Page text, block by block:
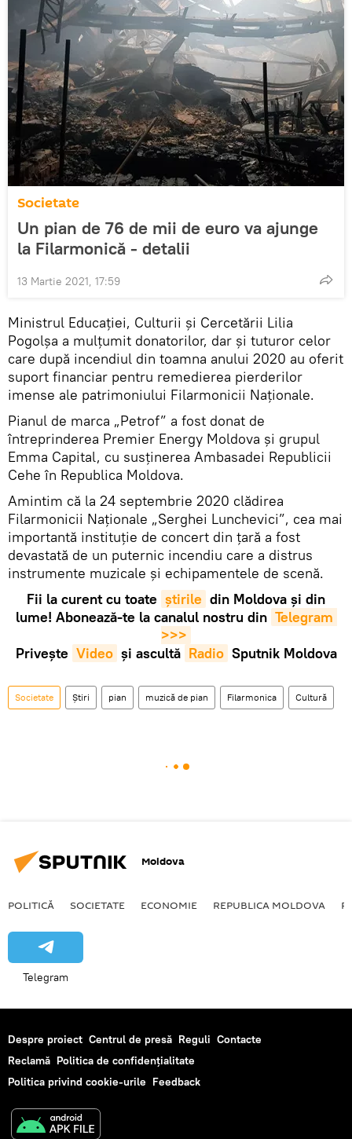
Societate
Un pian de 76 de mii de euro va ajunge
la Filarmonică - detalii
13 Martie 2021, 17:59
Ministrul Educației, Culturii și Cercetării Lilia
Pogolșa a mulțumit donatorilor, dar și tuturor celor
care după incendiul din toamna anului 2020 au oferit
suport financiar pentru remedierea pierderilor
imense ale patrimoniului Filarmonicii Naționale.
Pianul de marca „Petrof” a fost donat de
întreprinderea Premier Energy Moldova și grupul
Emma Capital, cu susținerea Ambasadei Republicii
Cehe în Republica Moldova.
Amintim că la 24 septembrie 2020 clădirea
Filarmonicii Naționale „Serghei Lunchevici”, cea mai
importantă instituție de concert din țară a fost
devastată de un puternic incendiu care a distrus
instrumente muzicale și echipamentele de scenă.
Fii la curent cu toate știrile din Moldova și din
lume! Abonează-te la canalul nostru din Telegram
>>>
Privește Video și ascultă Radio Sputnik Moldova
Societate Știri pian muzică de pian Filarmonica Cultură
Moldova
POLITICĂ SOCIETATE ECONOMIE REPUBLICA MOLDOVA
Telegram
Despre proiect Centrul de presă Reguli Contacte
Reclamă Politica de confidențialitate
Politica privind cookie-urile Feedback